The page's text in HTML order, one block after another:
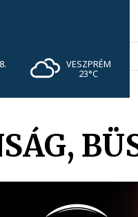
VESZPRÉM
23°C